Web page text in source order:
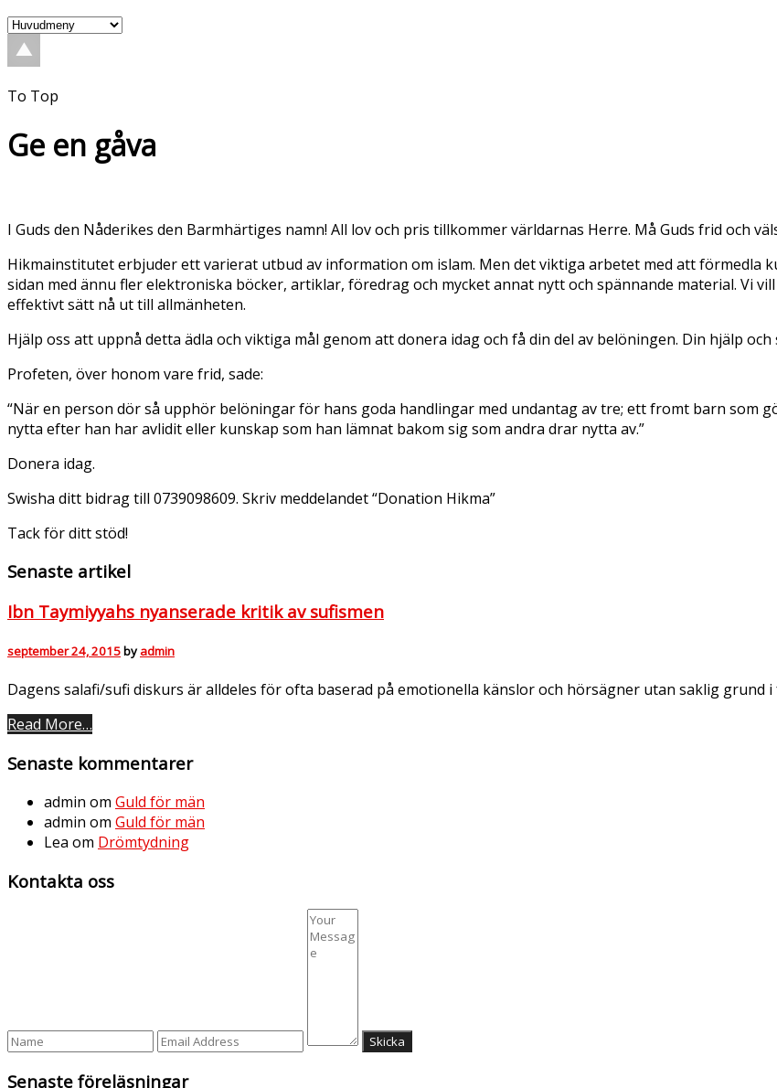
To Top
Ge en gåva
I Guds den Nåderikes den Barmhärtiges namn! All lov och pris tillkommer världarnas Herre. Må Guds frid och
Hikmainstitutet erbjuder ett varierat utbud av information om islam. Men det viktiga arbetet med att förmedla
sidan med ännu fler elektroniska böcker, artiklar, föredrag och mycket annat nytt och spännande material. Vi
effektivt sätt nå ut till allmänheten.
Hjälp oss att uppnå detta ädla och viktiga mål genom att donera idag och få din del av belöningen. Din hjälp
Profeten, över honom vare frid, sade:
“När en person dör så upphör belöningar för hans goda handlingar med undantag av tre; ett fromt barn som
nytta efter han har avlidit eller kunskap som han lämnat bakom sig som andra drar nytta av.”
Donera idag.
Swisha ditt bidrag till 0739098609. Skriv meddelandet “Donation Hikma”
Tack för ditt stöd!
Senaste artikel
Ibn Taymiyyahs nyanserade kritik av sufismen
september 24, 2015byadmin
Dagens salafi/sufi diskurs är alldeles för ofta baserad på emotionella känslor och hörsägner utan saklig grund
Read More…
Senaste kommentarer
admin om Guld för män
admin om Guld för män
Lea om Drömtydning
Kontakta oss
Senaste föreläsningar